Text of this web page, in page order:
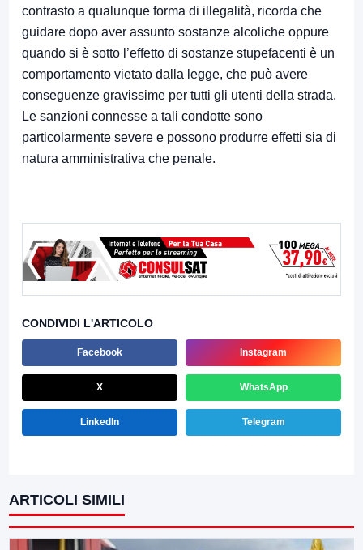
contrasto a qualunque forma di illegalità, ricorda che
guidare dopo aver assunto sostanze alcoliche oppure
quando si è sotto l’effetto di sostanze stupefacenti è un
comportamento vietato dalla legge, che può avere
conseguenze gravissime per tutti gli utenti della strada.
Le sanzioni connesse a tali condotte sono
particolarmente severe e possono produrre effetti sia di
natura amministrativa che penale.
CONDIVIDI L'ARTICOLO
Facebook Instagram
X WhatsApp
LinkedIn Telegram
ARTICOLI SIMILI